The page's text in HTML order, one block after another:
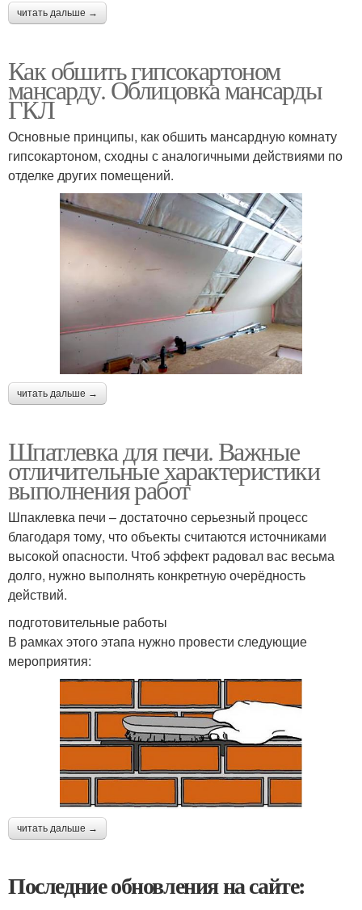
читать дальше →
Как обшить гипсокартоном
мансарду. Облицовка мансарды
ГКЛ
Основные принципы, как обшить мансардную комнату
гипсокартоном, сходны с аналогичными действиями по
отделке других помещений.
читать дальше →
Шпатлевка для печи. Важные
отличительные характеристики
выполнения работ
Шпаклевка печи – достаточно серьезный процесс
благодаря тому, что объекты считаются источниками
высокой опасности. Чтоб эффект радовал вас весьма
долго, нужно выполнять конкретную очерёдность
действий.
подготовительные работы
В рамках этого этапа нужно провести следующие
мероприятия:
читать дальше →
Последние обновления на сайте: